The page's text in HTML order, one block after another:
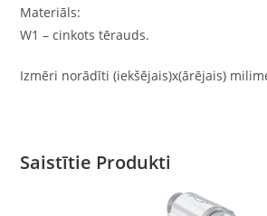
Materiāls:
W1 – cinkots tērauds.
Izmēri norādīti (iekšējais)x(ārējais)
Saistītie Produkti